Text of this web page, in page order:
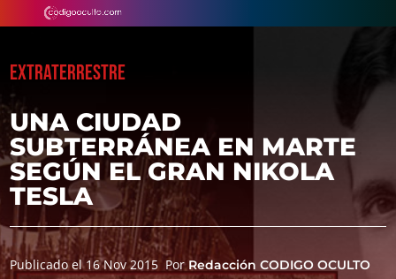
EXTRATERRESTRE
UNA CIUDAD
SUBTERRÁNEA EN MARTE
SEGÚN EL GRAN NIKOLA
TESLA
Publicado el 16 Nov 2015 PorRedacción CODIGO OCULTO